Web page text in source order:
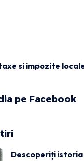
si impozite
pe Facebook
Descoperiți istoria